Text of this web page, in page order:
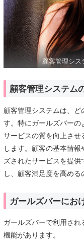
顧客管理シス
顧客管理システム
顧客管理システムは、
す。特にガールズバーの
サービスの質を向上させ
します。顧客の基本情
ズされたサービスを提
し、顧客満足度を高める
ガールズバーにお
ガールズバーで利用さ
機能があります。